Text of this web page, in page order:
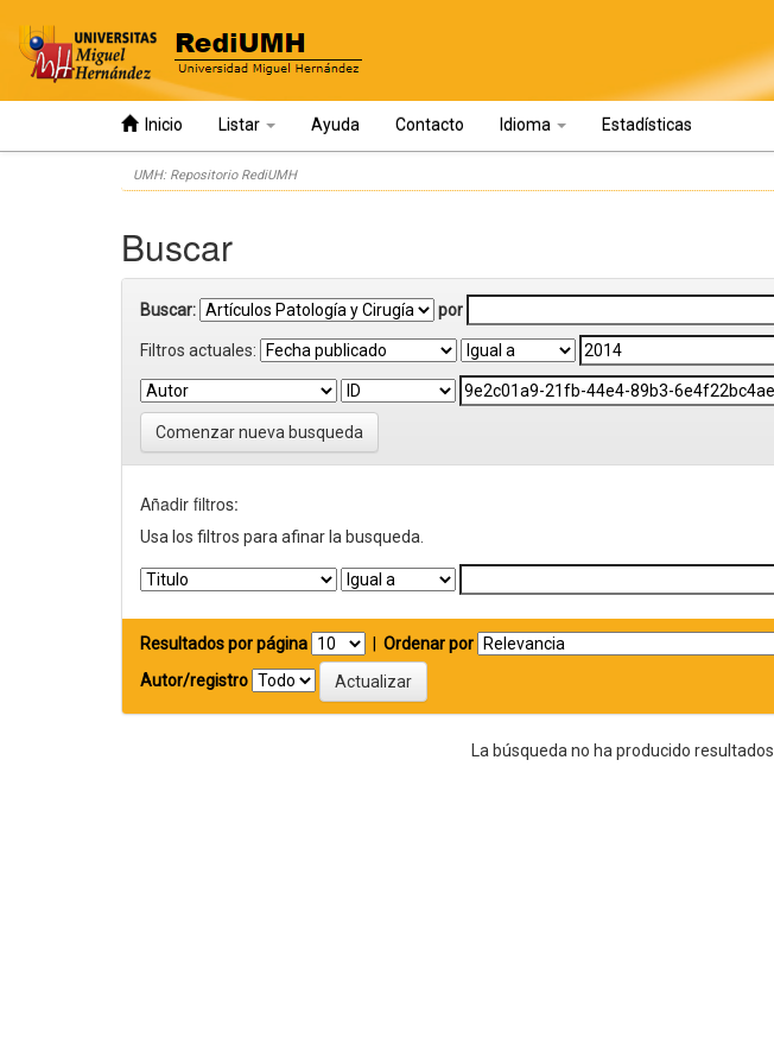
Inicio Listar Ayuda Contacto Idioma Estadísticas
UMH: Repositorio RediUMH
Buscar
Buscar: por
Filtros actuales:
Comenzar nueva busqueda
Añadir filtros:
Usa los filtros para afinar la busqueda.
Resultados por página Ordenar por
Autor/registro
La búsqueda no ha producido resultados.